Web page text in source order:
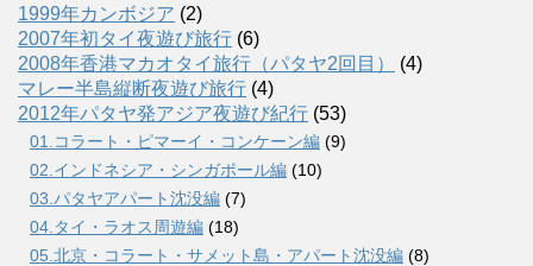
1999年カンボジア (2)
2007年初タイ夜遊び旅行 (6)
2008年香港マカオタイ旅行（パタヤ2回目）
(4)
マレー半島縦断夜遊び旅行 (4)
2012年パタヤ発アジア夜遊び紀行 (53)
01.コラート・ピマーイ・コンケーン編 (9)
02.インドネシア・シンガポール編 (10)
03.パタヤアパート沈没編 (7)
04.タイ・ラオス周遊編 (18)
05.北京・コラート・サメット島・アパート沈没編 (8)